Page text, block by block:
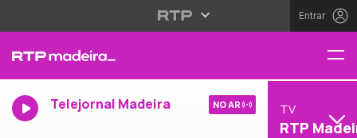
Entrar
Telejornal Madeira NO AR TV
RTP